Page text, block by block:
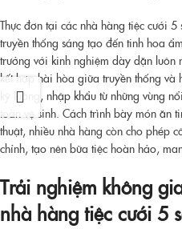
Thực đơn tại các nhà hàng tiệc cưới
truyền thống sáng tạo đến tinh hoa
trưởng với kinh nghiệm dày dặn luôn
kết hợp hài hòa giữa truyền thống
kỹ lưỡng, nhập khẩu từ những vùng
toàn vệ sinh. Cách trình bày món ăn
thuật, nhiều nhà hàng còn cho phép
chỉnh, tạo nên bữa tiệc hoàn hảo,
Trải nghiệm không
nhà hàng tiệc cưới 5